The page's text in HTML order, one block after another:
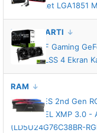
DDR5 Soket LGA1851
EKRAN KARTI
ASUS TUF Gaming
256 Bit DLSS 4 Ekran
RAM
Lexar ARES 2nd Gen
CL38 INTEL XMP 3.0
(LD5U24G76C38BR-